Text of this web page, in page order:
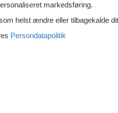
- 97240 - Rovaniemi
- 97240 - Rovaniemi
markedsføring.
helst ændre eller tilbagekalde
Persondatapolitik